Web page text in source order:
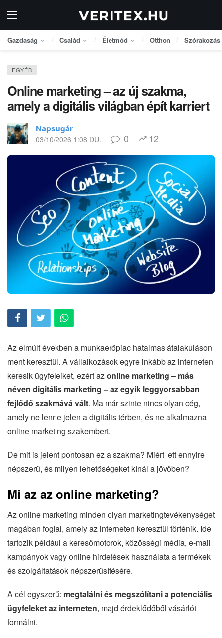
Gazdaság Család Életmód Otthon Szórakozás
EGYÉB
Online marketing – az új szakma,
amely a digitális világban épít karriert
Napsugár
03/10/2026 1:08 DU. 0 12
Az elmúlt években a munkaerőpiac hatalmas átalakuláson
ment keresztül. A vállalkozások egyre inkább az interneten
keresik ügyfeleiket, ezért azonline marketing – más
néven digitális marketing – az egyik leggyorsabban
fejlődő szakmává vált. Ma már szinte nincs olyan cég,
amely ne lenne jelen a digitális térben, és ne alkalmazna
online marketing szakembert.
De mit is jelent pontosan ez a szakma? Miért lett ennyire
népszerű, és milyen lehetőségeket kínál a jövőben?
Mi az az online marketing?
Az online marketing minden olyan marketingtevékenységet
magában foglal, amely az interneten keresztül történik. Ide
tartozik például a keresőmotorok, közösségi média, e-mail
kampányok vagy online hirdetések használata a termékek
és szolgáltatások népszerűsítésére.
A cél egyszerű: megtalálni és megszólítani a potenciális
ügyfeleket az interneten, majd érdeklődőből vásárlót
formálni.